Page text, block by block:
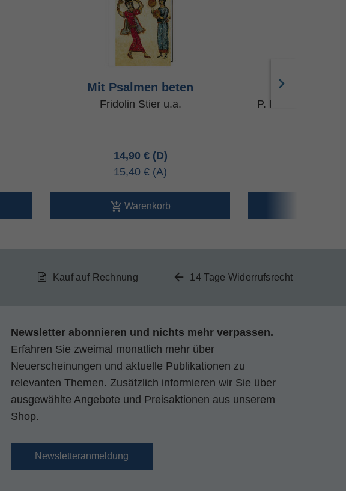
Mit Psalmen beten
Fridolin Stier u.a.
14,90 €
15,40 €
Warenkorb
P. Dr. Thomas
Kauf auf Rechnung 14 Tage Widerrufsrecht
Newsletter abonnieren und nichts mehr verpassen.
Erfahren Sie zweimal monatlich mehr über
Neuerscheinungen und aktuelle Publikationen zu
relevanten Themen. Zusätzlich informieren wir Sie über
ausgewählte Angebote und Preisaktionen aus unserem
Shop.
Newsletteranmeldung